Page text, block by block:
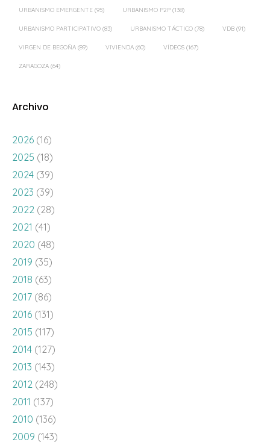
URBANISMO EMERGENTE (95) URBANISMO P2P (138)
URBANISMO PARTICIPATIVO (83) URBANISMO TÁCTICO (78) VDB (91)
VIRGEN DE BEGOÑA (89) VIVIENDA (60) VÍDEOS (167)
ZARAGOZA (64)
Archivo
2026 (16)
2025 (18)
2024 (39)
2023 (39)
2022 (28)
2021 (41)
2020 (48)
2019 (35)
2018 (63)
2017 (86)
2016 (131)
2015 (117)
2014 (127)
2013 (143)
2012 (248)
2011 (137)
2010 (136)
2009 (143)